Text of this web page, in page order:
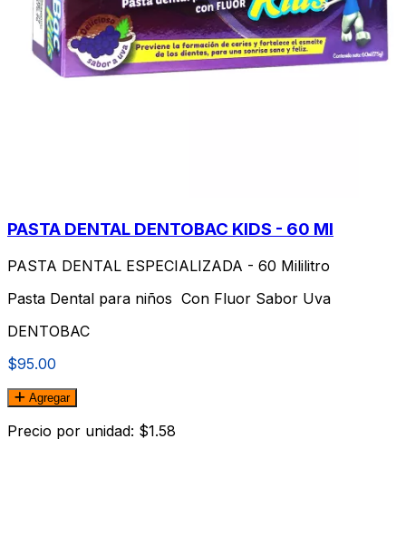
PASTA DENTAL DENTOBAC KIDS - 60 Ml
PASTA DENTAL ESPECIALIZADA - 60 Mililitro
Pasta Dental para niños Con Fluor Sabor Uva
DENTOBAC
$95.00
Agregar
Precio por unidad: $1.58